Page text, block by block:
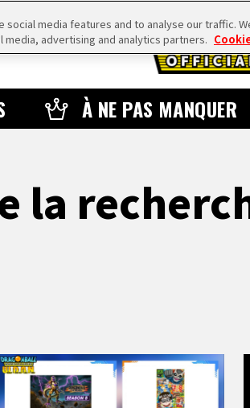
À NE PAS MANQUER
la
media features and to analyse our traffic.
advertising and analytics partners.